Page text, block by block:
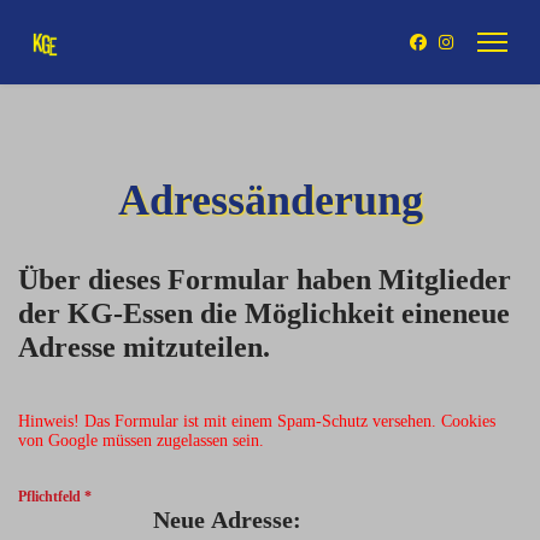
Adressänderung
Über dieses Formular haben Mitglieder
der KG-Essen die Möglichkeit eineneue
Adresse mitzuteilen.
Hinweis! Das Formular ist mit einem Spam-Schutz versehen. Cookies
von Google müssen zugelassen sein.
Pflichtfeld *
Neue Adresse: